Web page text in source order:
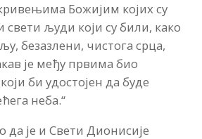
Божијим којих су
свети људи који су били, како
безазлени, чистога срца,
је међу првима био
би удостојен да буде
неба.“
да је и Свети Дионисије